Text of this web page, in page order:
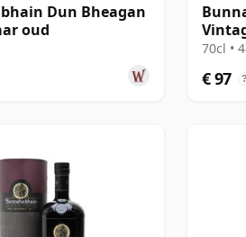
Dun Bheagan
oud
#7
70cl •
€ 97 ?